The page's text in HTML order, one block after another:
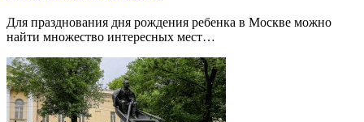
Для празднования дня рождения ребенка в Москве можно
найти множество интересных мест…